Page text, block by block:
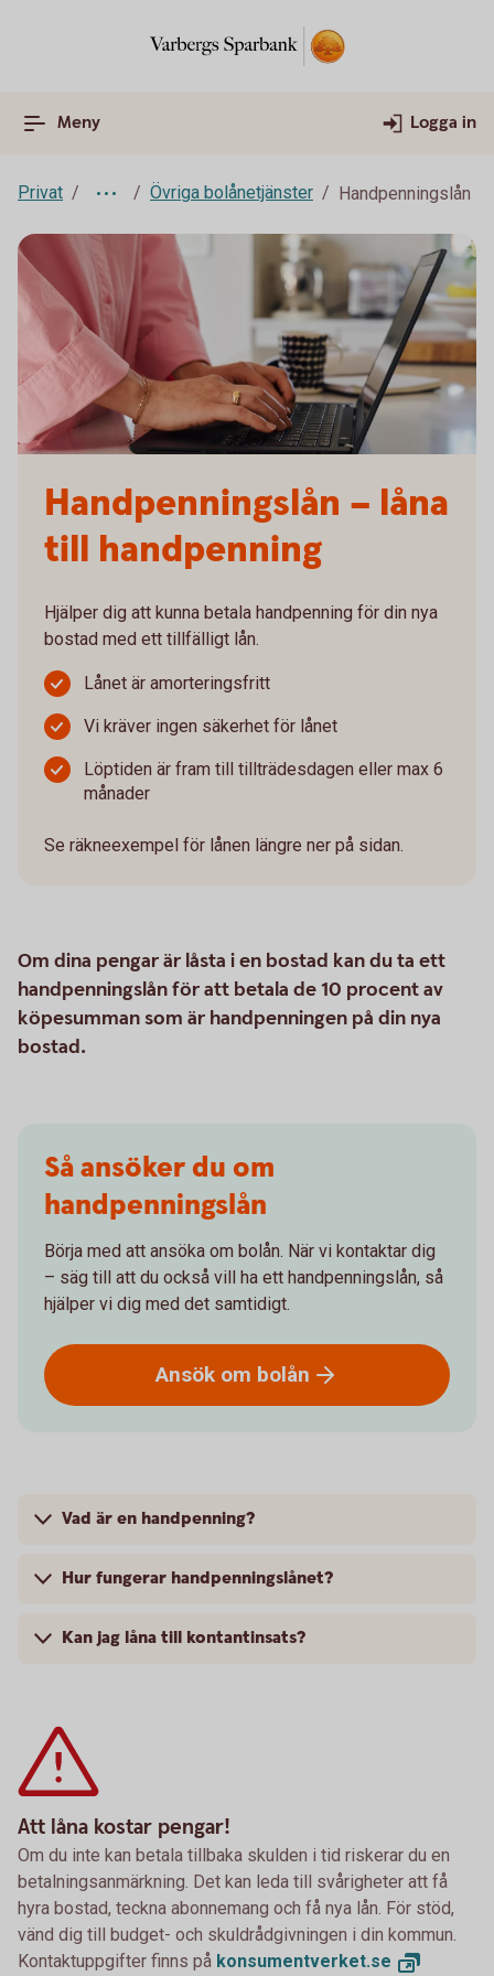
Meny Logga in
Privat Övriga bolånetjänster Handpenningslån
Handpenningslån – låna
till handpenning
Hjälper dig att kunna betala handpenning för din nya
bostad med ett tillfälligt lån.
Lånet är amorteringsfritt
Vi kräver ingen säkerhet för lånet
Löptiden är fram till tillträdesdagen eller max 6
månader
Se räkneexempel för lånen längre ner på sidan.
Om dina pengar är låsta i en bostad kan du ta ett
handpenningslån för att betala de 10 procent av
köpesumman som är handpenningen på din nya
bostad.
Så ansöker du om
handpenningslån
Börja med att ansöka om bolån. När vi kontaktar dig
– säg till att du också vill ha ett handpenningslån, så
hjälper vi dig med det samtidigt.
Ansök om bolån
Vad är en handpenning?
Hur fungerar handpenningslånet?
Kan jag låna till kontantinsats?
Att låna kostar pengar!
Om du inte kan betala tillbaka skulden i tid riskerar du en
betalningsanmärkning. Det kan leda till svårigheter att få
hyra bostad, teckna abonnemang och få nya lån. För stöd,
vänd dig till budget- och skuldrådgivningen i din kommun.
Kontaktuppgifter finns på konsumentverket.se